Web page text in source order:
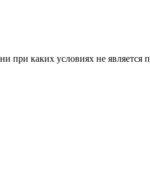
при каких условиях не